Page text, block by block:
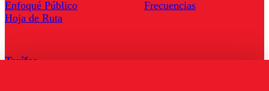
Enfoqué Público
Hoja de Ruta
Frecuencias
Tarifas